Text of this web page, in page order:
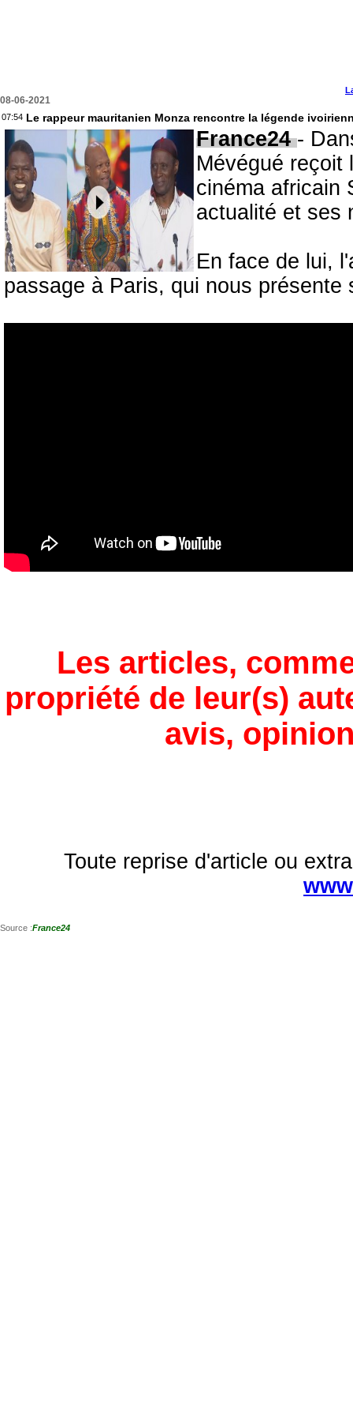
08-06-2021
07:54 Le rappeur mauritanien Monza rencontre la légende
France24-
Mévégué reçoit
cinéma africain
actualité et ses
En face de lui,
passage à Paris, qui nous
Les articles,
propriété de leur(s)
avis,
Toute reprise d'article ou
Source :France24